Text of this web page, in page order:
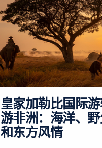
皇家加勒比国际
游非洲：海洋、
和东方风情